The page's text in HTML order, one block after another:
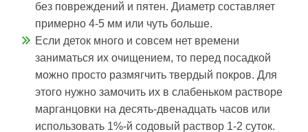
без повреждений и пятен. Диаметр составляет
примерно 4-5 мм или чуть больше.
Если деток много и совсем нет времени
заниматься их очищением, то перед посадкой
можно просто размягчить твердый покров. Для
этого нужно замочить их в слабеньком растворе
марганцовки на десять-двенадцать часов или
использовать 1%-й содовый раствор 1-2 суток.